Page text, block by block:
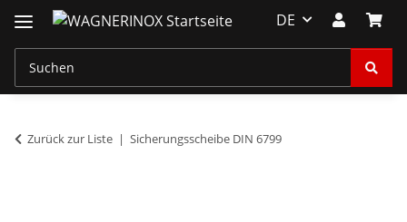
DE
Zurück zur Liste Sicherungsscheibe DIN 6799